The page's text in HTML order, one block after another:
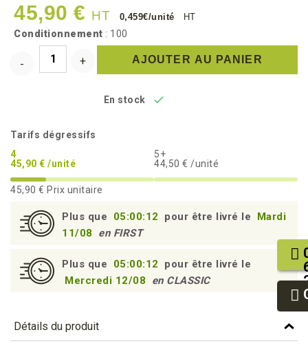
45,90 € HT 0,459€/unité HT
Conditionnement : 100
AJOUTER AU PANIER
En stock 
Tarifs dégressifs
4
45,90 € /unité
5+
44,50 € /unité
45,90 € Prix unitaire
Plus que 05:00:11 pour être livré le
Mardi
11/08
en FIRST
Plus que 05:00:11
pour être livré le
Mercredi 12/08
en CLASSIC
Détails du produit